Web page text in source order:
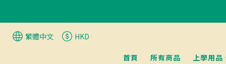
繁體中文 HKD
首頁 所有商品 上學用品